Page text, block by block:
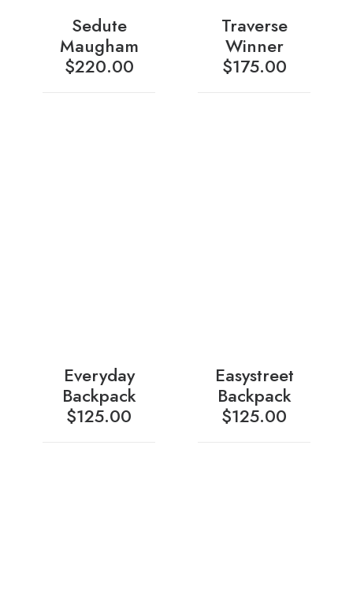
Sedute
Maugham
$220.00
Traverse
Winner
$175.00
Everyday
Backpack
$125.00
Easystreet
Backpack
$125.00